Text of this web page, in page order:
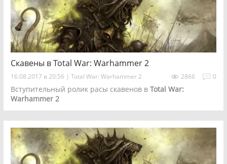
Скавены в Total War: Warhammer 2
16.08.2017 в 20:56 | Total War: Warhammer 2 0
2866
Вступительный ролик расы скавенов в Total War:
Warhammer 2